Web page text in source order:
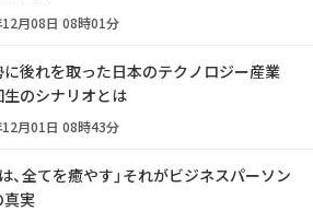
月08日 08時01分
に後れを取った日本のテクノロジー産業
のシナリオとは
月01日 08時43分
、全てを癒やす」それがビジネスパーソン
真実